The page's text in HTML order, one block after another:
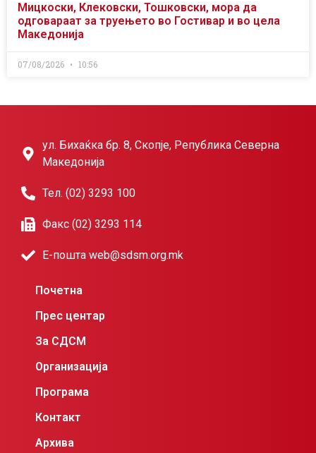
Мицкоски, Клековски, Тошковски, мора да
одговараат за труењето во Гостивар и во цела
Македонија
07/08/2026 10:56
ул. Бихаќка бр. 8, Скопје, Република Северна
Македонија
Тел. (02) 3293 100
Факс (02) 3293 114
Е-пошта web@sdsm.org.mk
Почетна
Прес центар
За СДСМ
Организација
Програма
Контакт
Архива